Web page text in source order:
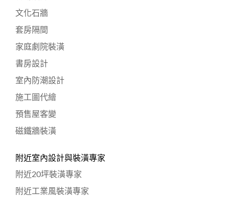
文化石牆
套房隔間
家庭劇院裝潢
書房設計
室內防潮設計
施工圖代繪
預售屋客變
磁鐵牆裝潢
附近室內設計與裝潢專家
附近20坪裝潢專家
附近工業風裝潢專家